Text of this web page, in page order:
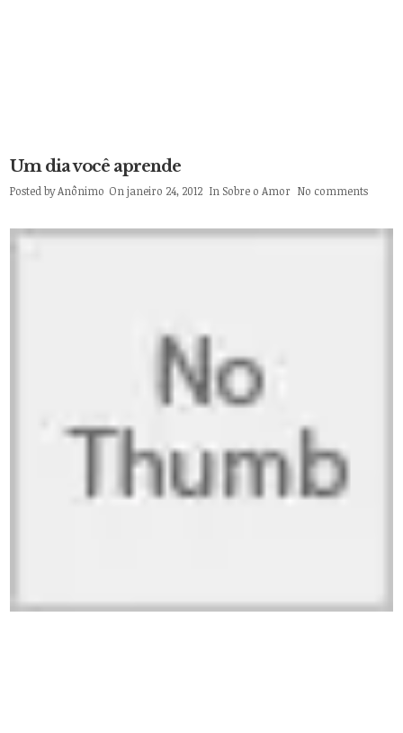
Um dia você aprende
Posted byAnônimo On janeiro 24, 2012 In Sobre o Amor No comments